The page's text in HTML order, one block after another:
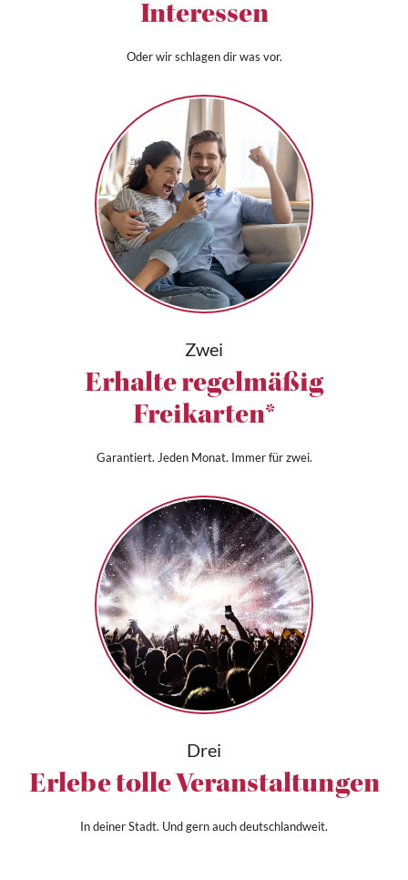
Interessen
Oder wir schlagen dir was vor.
Zwei
Erhalte regelmäßig
Freikarten*
Garantiert. Jeden Monat. Immer für zwei.
Drei
Erlebe tolle Veranstaltungen
In deiner Stadt. Und gern auch deutschlandweit.